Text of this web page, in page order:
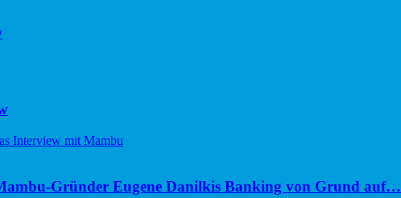
Gründer Eugene Danilkis Banking von Grund auf…